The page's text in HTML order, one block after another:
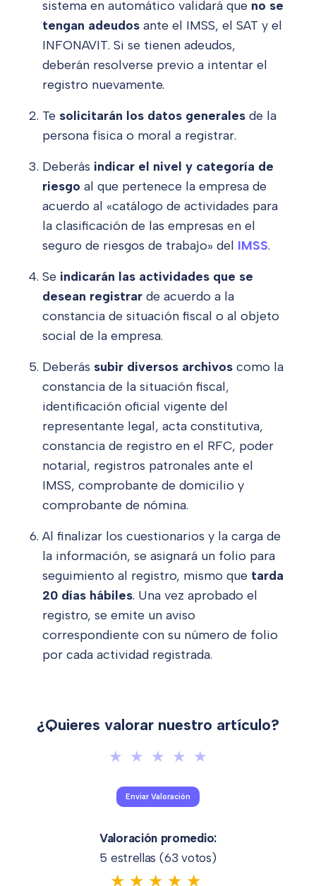
sistema en automático validará que no se
tengan adeudos ante el IMSS, el SAT y el
INFONAVIT. Si se tienen adeudos,
deberán resolverse previo a intentar el
registro nuevamente.
Te solicitarán los datos generales de la
persona física o moral a registrar.
Deberás indicar el nivel y categoría de
riesgo al que pertenece la empresa de
acuerdo al «catálogo de actividades para
la clasificación de las empresas en el
seguro de riesgos de trabajo» del IMSS.
Se indicarán las actividades que se
desean registrar de acuerdo a la
constancia de situación fiscal o al objeto
social de la empresa.
Deberás subir diversos archivos como la
constancia de la situación fiscal,
identificación oficial vigente del
representante legal, acta constitutiva,
constancia de registro en el RFC, poder
notarial, registros patronales ante el
IMSS, comprobante de domicilio y
comprobante de nómina.
Al finalizar los cuestionarios y la carga de
la información, se asignará un folio para
seguimiento al registro, mismo que tarda
20 días hábiles. Una vez aprobado el
registro, se emite un aviso
correspondiente con su número de folio
por cada actividad registrada.
¿Quieres valorar nuestro artículo?
Valoración promedio:
5 estrellas (63 votos)
★ ★ ★ ★ ★